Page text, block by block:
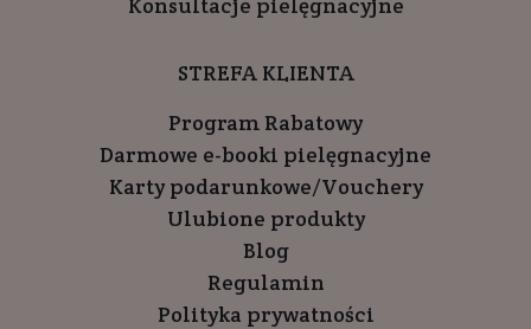
STREFA KLIENTA
Program Rabatowy
Darmowe e-booki pielęgnacyjne
Karty podarunkowe/Vouchery
Ulubione produkty
Blog
Regulamin
Polityka prywatności